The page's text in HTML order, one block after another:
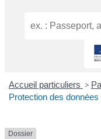
Accueil particuliers >
Protection des
Dossier